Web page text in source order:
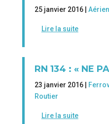
25 janvier 2016 | Aérien
Lire la suite
RN 134 : « NE
23 janvier 2016 |
Routier
Lire la suite